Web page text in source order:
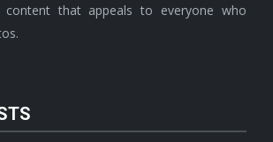
content that appeals to everyone who